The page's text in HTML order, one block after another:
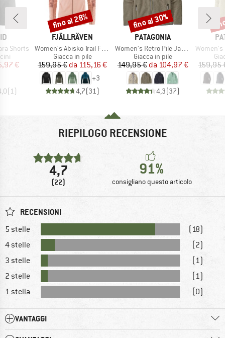
Shorts
prodotti
ridotto
€
(1 )
MARCHIO
FJÄLLRÄVEN
Articolo
Women's Abisko Trail Fleece
Gruppo di prodotti
Giacca in pile
Prezzo
159,95 € Prezzo ridotto
da 115,16 €
+3
4,7(31 )
Sconto
fino al 28%
MARCHIO
PATAGONIA
Articolo
Women's Retro Pile Jacket
Gruppo di prodotti
Giacca in pile
Prezzo
149,95 € Prezzo ridotto
da 104,97 €
4,3(37)
Sconto
fino al 30%
Articolo
Women's R1
159,95
RIEPILOGO RECENSIONE
4,7
(22)
91%
consigliano questo articolo
RECENSIONI
5 stelle
(18)
4 stelle
(2)
3 stelle
(1)
2 stelle
(1)
1 stella
(0)
VANTAGGI